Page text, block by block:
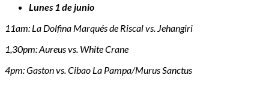
Lunes 1 de junio
11am: La Dolfina Marqués de Riscal vs. Jehangiri
1,30pm: Aureus vs. White Crane
4pm: Gaston vs. Cibao La Pampa/Murus Sanctus